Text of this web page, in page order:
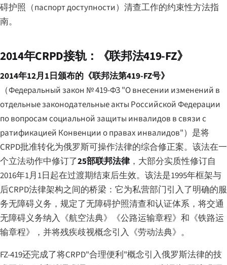
碍护照（паспорт доступности）清查工作的约束性方法指
南。
2014年CRPD接轨：《联邦法419-FZ》
2014年12月1日颁布的《联邦法第419-FZ号》
（Федеральный закон № 419-ФЗ "О внесении изменений в
отдельные законодательные акты Российской Федерации
по вопросам социальной защиты инвалидов в связи с
ратификацией Конвенции о правах инвалидов"）是将
CRPD批准转化为俄罗斯可操作法律的综合修正案。该法在一
个立法动作中修订了25部联邦法律，大部分实质性修订自
2016年1月1日起在过渡期结束后生效。该法是1995年框架与
后CRPD法律架构之间的桥梁：它为私营部门引入了明确的服
务无障碍义务，规定了无障碍护照清查和认证体系，将交通
无障碍义务纳入《航空法典》《公路运输章程》和《铁路运
输章程》，并将残疾歧视概念引入《劳动法典》。
FZ-419还完成了将CRPD"合理便利"概念引入俄罗斯法律的技